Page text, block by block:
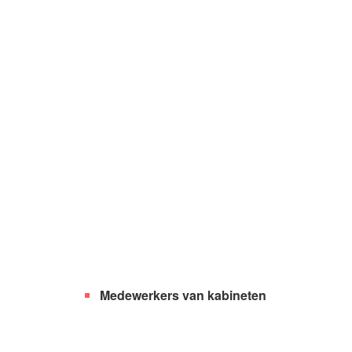
Medewerkers van kabineten